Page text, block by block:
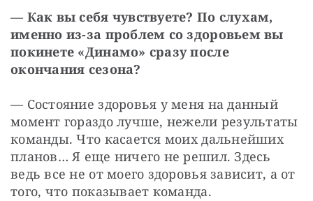
— Как вы себя чувствуете? По слухам,
именно из-за проблем со здоровьем вы
покинете «Динамо» сразу после
окончания сезона?
— Состояние здоровья у меня на данный
момент гораздо лучше, нежели результаты
команды. Что касается моих дальнейших
планов… Я еще ничего не решил. Здесь
ведь все не от моего здоровья зависит, а от
того, что показывает команда.